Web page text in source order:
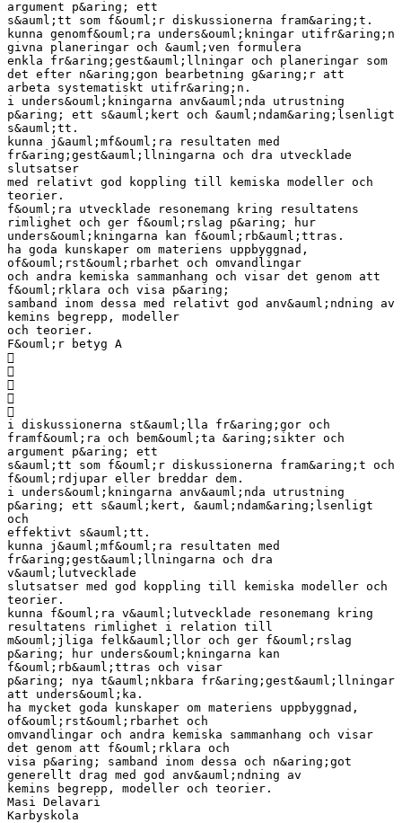
argument p&aring; ett
s&auml;tt som f&ouml;r diskussionerna fram&aring;t.
kunna genomf&ouml;ra unders&ouml;kningar utifr&aring;n
givna planeringar och &auml;ven formulera
enkla fr&aring;gest&auml;llningar och planeringar som
det efter n&aring;gon bearbetning g&aring;r att
arbeta systematiskt utifr&aring;n.
i unders&ouml;kningarna anv&auml;nda utrustning
p&aring; ett s&auml;kert och &auml;ndam&aring;lsenligt
s&auml;tt.
kunna j&auml;mf&ouml;ra resultaten med
fr&aring;gest&auml;llningarna och dra utvecklade
slutsatser
med relativt god koppling till kemiska modeller och
teorier.
f&ouml;ra utvecklade resonemang kring resultatens
rimlighet och ger f&ouml;rslag p&aring; hur
unders&ouml;kningarna kan f&ouml;rb&auml;ttras.
ha goda kunskaper om materiens uppbyggnad,
of&ouml;rst&ouml;rbarhet och omvandlingar
och andra kemiska sammanhang och visar det genom att
f&ouml;rklara och visa p&aring;
samband inom dessa med relativt god anv&auml;ndning av
kemins begrepp, modeller
och teorier.
F&ouml;r betyg A





i diskussionerna st&auml;lla fr&aring;gor och
framf&ouml;ra och bem&ouml;ta &aring;sikter och
argument p&aring; ett
s&auml;tt som f&ouml;r diskussionerna fram&aring;t och
f&ouml;rdjupar eller breddar dem.
i unders&ouml;kningarna anv&auml;nda utrustning
p&aring; ett s&auml;kert, &auml;ndam&aring;lsenligt
och
effektivt s&auml;tt.
kunna j&auml;mf&ouml;ra resultaten med
fr&aring;gest&auml;llningarna och dra
v&auml;lutvecklade
slutsatser med god koppling till kemiska modeller och
teorier.
kunna f&ouml;ra v&auml;lutvecklade resonemang kring
resultatens rimlighet i relation till
m&ouml;jliga felk&auml;llor och ger f&ouml;rslag
p&aring; hur unders&ouml;kningarna kan
f&ouml;rb&auml;ttras och visar
p&aring; nya t&auml;nkbara fr&aring;gest&auml;llningar
att unders&ouml;ka.
ha mycket goda kunskaper om materiens uppbyggnad,
of&ouml;rst&ouml;rbarhet och
omvandlingar och andra kemiska sammanhang och visar
det genom att f&ouml;rklara och
visa p&aring; samband inom dessa och n&aring;got
generellt drag med god anv&auml;ndning av
kemins begrepp, modeller och teorier.
Masi Delavari
Karbyskola